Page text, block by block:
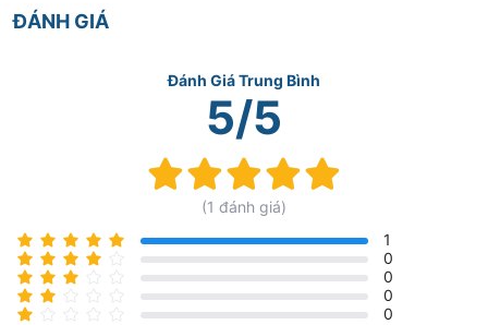
ĐÁNH GIÁ
Đánh Giá Trung Bình
5/5
(1 đánh giá)
1
0
0
0
0